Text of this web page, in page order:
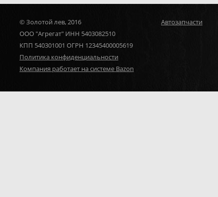
© Золотой лев, 2016
ООО "Агрегат" ИНН 5403082510
КПП 540301001 ОГРН 12345400005619
Политика конфиденциальности
Компания работает на системе Bazon
Автозапчасти